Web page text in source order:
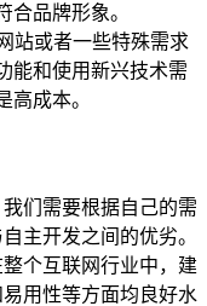
合品牌形象。
站或者一些特殊需求
能和使用新兴技术需
高成本。
们需要根据自己的需
主开发之间的优劣。
个互联网行业中，建
用性等方面均良好水